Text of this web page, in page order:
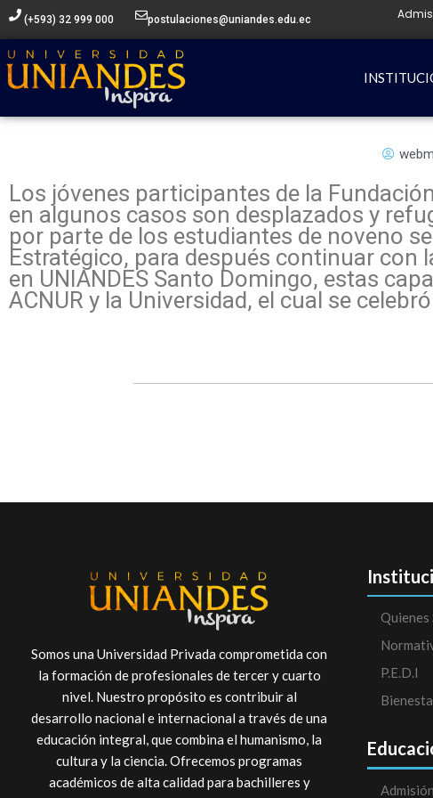
contenido
(+593) 32 999 000 postulaciones@uniandes.edu.ec
Los jóvenes participantes de la
en algunos casos son desplazados y
por parte de los estudiantes de noveno
Estratégico, para después continuar
en UNIANDES Santo Domingo, estas
ACNUR y la Universidad, el cual se
Somos una Universidad Privada comprometida con
la formación de profesionales de tercer y cuarto
nivel. Nuestro propósito es contribuir al
desarrollo nacional e internacional a través de una
educación integral, que combina el humanismo, la
cultura y la ciencia. Ofrecemos programas
académicos de alta calidad para bachilleres y
Quienes
P.E.D.I
Admisión